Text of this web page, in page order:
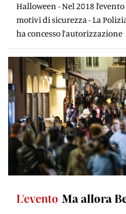
Halloween - Nel 2018
motivi di sicurezza - La
ha concesso l’autorizzazione
L'evento Ma allora